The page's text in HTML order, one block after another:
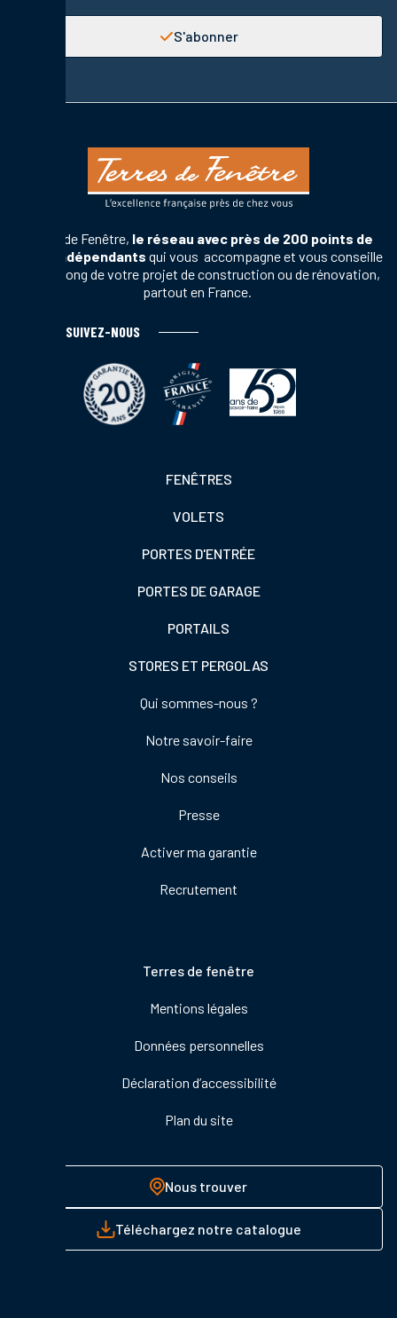
S'abonner
Terres de Fenêtre, le réseau avec près de 200 points de
vente indépendants qui vous accompagne et vous conseille
tout au long de votre projet de construction ou de rénovation,
partout en France.
SUIVEZ-NOUS
FENÊTRES
VOLETS
PORTES D'ENTRÉE
PORTES DE GARAGE
PORTAILS
STORES ET PERGOLAS
Qui sommes-nous ?
Notre savoir-faire
Nos conseils
Presse
Activer ma garantie
Recrutement
Terres de fenêtre
Mentions légales
Données personnelles
Déclaration d’accessibilité
Plan du site
Nous trouver
Téléchargez notre catalogue